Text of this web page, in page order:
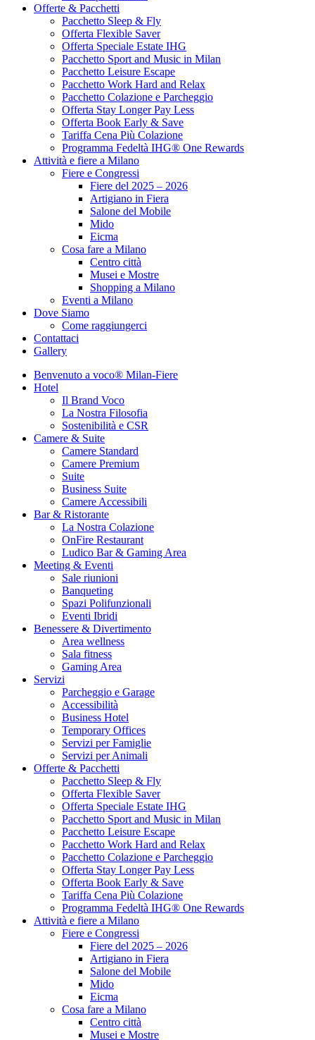
Offerte & Pacchetti
Pacchetto Sleep & Fly
Offerta Flexible Saver
Offerta Speciale Estate IHG
Pacchetto Sport and Music in Milan
Pacchetto Leisure Escape
Pacchetto Work Hard and Relax
Pacchetto Colazione e Parcheggio
Offerta Stay Longer Pay Less
Offerta Book Early & Save
Tariffa Cena Più Colazione
Programma Fedeltà IHG® One Rewards
Attività e fiere a Milano
Fiere e Congressi
Fiere del 2025 – 2026
Artigiano in Fiera
Salone del Mobile
Mido
Eicma
Cosa fare a Milano
Centro città
Musei e Mostre
Shopping a Milano
Eventi a Milano
Dove Siamo
Come raggiungerci
Contattaci
Gallery
Benvenuto a voco® Milan-Fiere
Hotel
Il Brand Voco
La Nostra Filosofia
Sostenibilità e CSR
Camere & Suite
Camere Standard
Camere Premium
Suite
Business Suite
Camere Accessibili
Bar & Ristorante
La Nostra Colazione
OnFire Restaurant
Ludico Bar & Gaming Area
Meeting & Eventi
Sale riunioni
Banqueting
Spazi Polifunzionali
Eventi Ibridi
Benessere & Divertimento
Area wellness
Sala fitness
Gaming Area
Servizi
Parcheggio e Garage
Accessibilità
Business Hotel
Temporary Offices
Servizi per Famiglie
Servizi per Animali
Offerte & Pacchetti
Pacchetto Sleep & Fly
Offerta Flexible Saver
Offerta Speciale Estate IHG
Pacchetto Sport and Music in Milan
Pacchetto Leisure Escape
Pacchetto Work Hard and Relax
Pacchetto Colazione e Parcheggio
Offerta Stay Longer Pay Less
Offerta Book Early & Save
Tariffa Cena Più Colazione
Programma Fedeltà IHG® One Rewards
Attività e fiere a Milano
Fiere e Congressi
Fiere del 2025 – 2026
Artigiano in Fiera
Salone del Mobile
Mido
Eicma
Cosa fare a Milano
Centro città
Musei e Mostre